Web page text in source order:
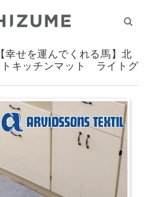
幸せを運んでくれる馬】北
トキッチンマット ライトグ